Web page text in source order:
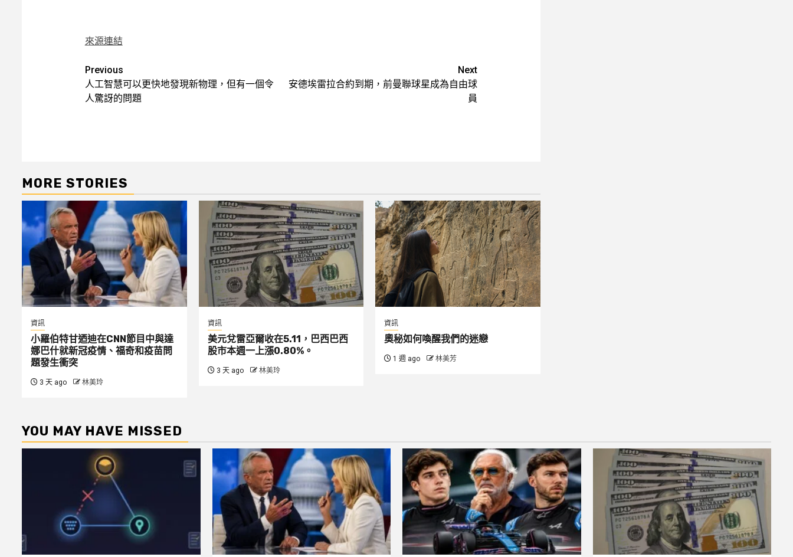
來源連結
Post
navigation
Previous
人工智慧可以更快地發現新物理，但有一個令
人驚訝的問題
Next
安德埃雷拉合約到期，前曼聯球星成為自由球
員
MORE STORIES
資訊
小羅伯特甘迺迪在CNN節目中與達
娜巴什就新冠疫情、福奇和疫苗問
題發生衝突
3 天 ago 林美玲
資訊
美元兌雷亞爾收在5.11，巴西巴西
股市本週一上漲0.80%。
3 天 ago 林美玲
資訊
奧秘如何喚醒我們的迷戀
1 週 ago 林美芳
YOU MAY HAVE MISSED